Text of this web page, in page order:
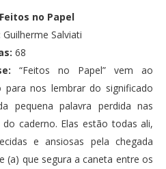
Feitos no Papel
Guilherme Salviati
68
“Feitos no Papel” vem ao
para nos lembrar do significado
pequena palavra perdida nas
do caderno. Elas estão todas ali,
e ansiosas pela chegada
(a) que segura a caneta entre os